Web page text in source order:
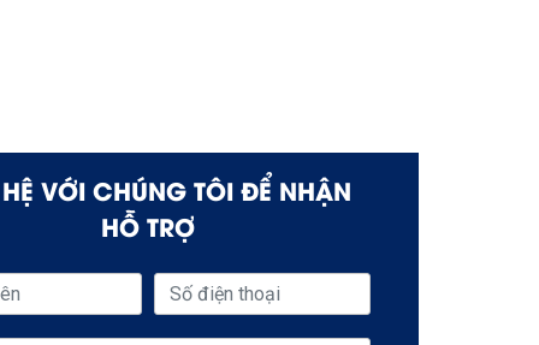
VỚI CHÚNG TÔI ĐỂ NHẬN
HỖ TRỢ